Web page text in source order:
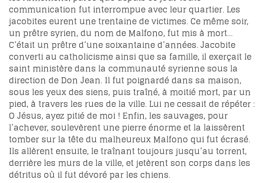
communication fut interrompue avec leur quartier. Les
jacobites eurent une trentaine de victimes. Ce même soir,
un prêtre syrien, du nom de Malfono, fut mis à mort…
C’était un prêtre d’une soixantaine d’années. Jacobite
converti au catholicisme ainsi que sa famille, il exerçait le
saint ministère dans la communauté syrienne sous la
direction de Don Jean. Il fut poignardé dans sa maison,
sous les yeux des siens, puis traîné, à moitié mort, par un
pied, à travers les rues de la ville. Lui ne cessait de répéter :
O Jésus, ayez pitié de moi ! Enfin, les sauvages, pour
l’achever, soulevèrent une pierre énorme et la laissèrent
tomber sur la tête du malheureux Malfono qui fut écrasé.
Ils allèrent ensuite, le traînant toujours jusqu’au torrent,
derrière les murs de la ville, et jetèrent son corps dans les
détritus où il fut dévoré par les chiens.